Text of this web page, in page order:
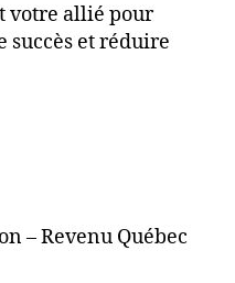
votre allié pour
succès et réduire
– Revenu Québec